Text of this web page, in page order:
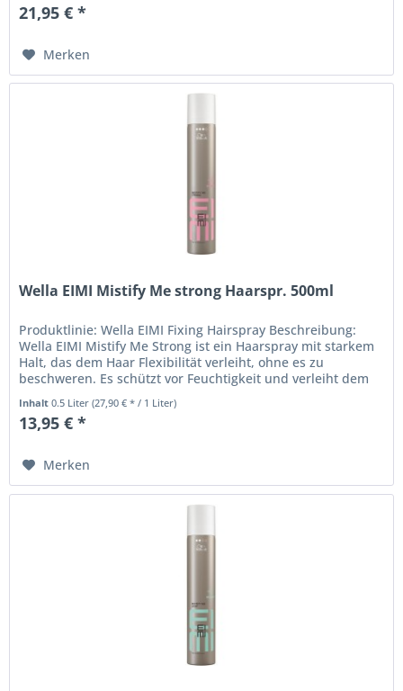
21,95 € *
Merken
Wella EIMI Mistify Me strong Haarspr. 500ml
Produktlinie: Wella EIMI Fixing Hairspray Beschreibung:
Wella EIMI Mistify Me Strong ist ein Haarspray mit starkem
Halt, das dem Haar Flexibilität verleiht, ohne es zu
beschweren. Es schützt vor Feuchtigkeit und verleiht dem
Haar einen...
Inhalt0.5 Liter(27,90 € * / 1 Liter)
13,95 € *
Merken